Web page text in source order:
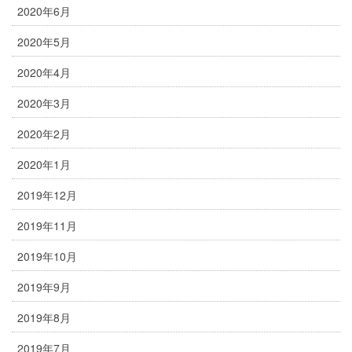
2020年6月
2020年5月
2020年4月
2020年3月
2020年2月
2020年1月
2019年12月
2019年11月
2019年10月
2019年9月
2019年8月
2019年7月